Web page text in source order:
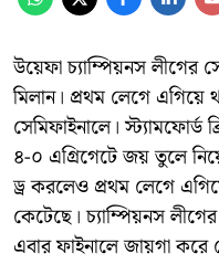
উয়েফা চ্যাম্পিয়নস লীগের
মিলান। প্রথম লেগে এগিয়ে
সেমিফাইনালে।
৪-০ এগ্রিগেটে জয় তুলে
ড্র করলেও প্রথম লেগে
কেটেছে। চ্যাম্পিয়নস
এবার ফাইনালে জায়গা করে